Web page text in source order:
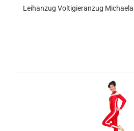
Leihanzug Voltigieranzug